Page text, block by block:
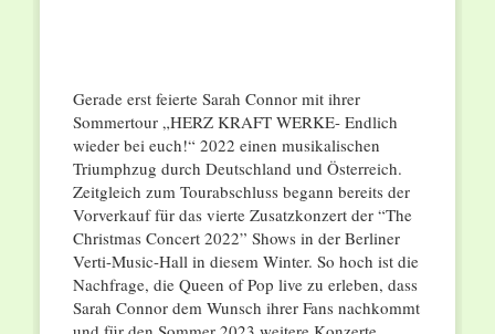
Gerade erst feierte Sarah Connor mit ihrer
Sommertour „HERZ KRAFT WERKE- Endlich
wieder bei euch!“ 2022 einen musikalischen
Triumphzug durch Deutschland und Österreich.
Zeitgleich zum Tourabschluss begann bereits der
Vorverkauf für das vierte Zusatzkonzert der “The
Christmas Concert 2022” Shows in der Berliner
Verti-Music-Hall in diesem Winter. So hoch ist die
Nachfrage, die Queen of Pop live zu erleben, dass
Sarah Connor dem Wunsch ihrer Fans nachkommt